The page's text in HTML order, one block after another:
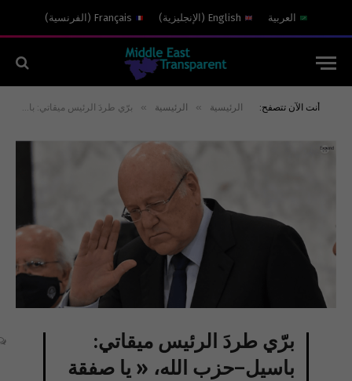
العربية English
( الإنجليزية)
Français
( الفرنسية)
أنت الآن تتصفح: الرئيسية » الرئيسية » برّي طردَ الرئيس ميقاتي: باسيل–حزب الله، « يا صفقة ما تمّت »!
برّي طردَ الرئيس ميقاتي:
باسيل–حزب الله، « يا صفقة